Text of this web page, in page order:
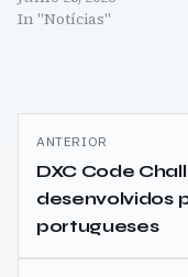
In "Notícias"
Navegação
de
artigos
ANTERIOR
DXC Code
desenvolvidos
portugueses